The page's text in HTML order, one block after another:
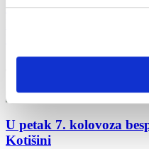
Dan pobjede i
hrvatskih branitelja:
U petak 7. kolovoza
Kotišini